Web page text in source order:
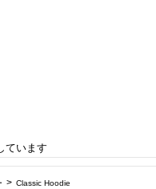
ています
Classic Hoodie